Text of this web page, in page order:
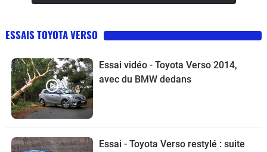
ESSAIS TOYOTA VERSO
Essai vidéo - Toyota Verso 2014,
avec du BMW dedans
Essai - Toyota Verso restylé : suite